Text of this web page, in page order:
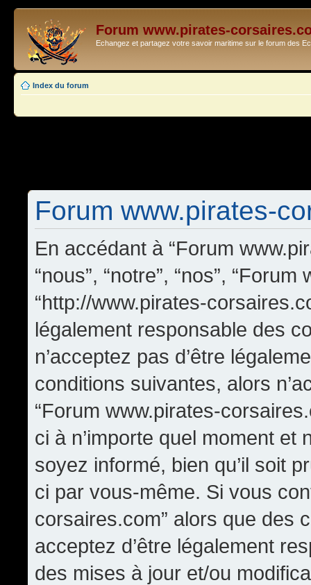
Forum www.pirates-
Echangez et partagez votre savoir maritime sur le forum des
Index du forum
Forum www.pirates-
En accédant à “Forum
“nous”, “notre”, “nos”,
“http://www.pirates-
légalement responsable des
n’acceptez pas d’être
conditions suivantes, alors
“Forum www.pirates-
ci à n’importe quel moment
soyez informé, bien qu’il soit
ci par vous-même. Si vous
corsaires.com” alors que des
acceptez d’être légalement
des mises à jour et/ou